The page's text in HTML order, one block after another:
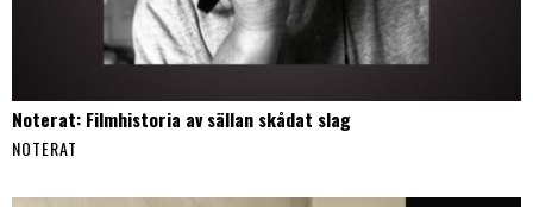
Noterat: Filmhistoria av sällan skådat slag
NOTERAT